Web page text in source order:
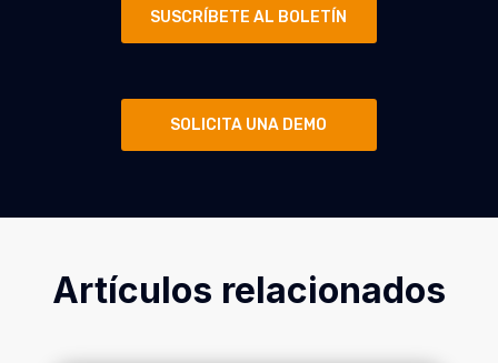
SUSCRÍBETE AL BOLETÍN
SOLICITA UNA DEMO
Artículos relacionados